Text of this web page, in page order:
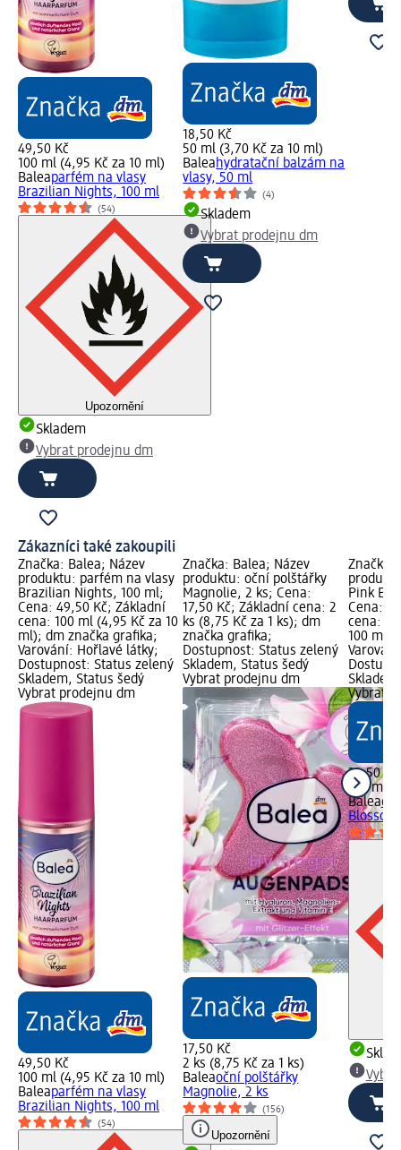
49,50 Kč
100 ml (4,95 Kč za 10 ml)
Baleaparfém na vlasy
Brazilian Nights, 100 ml
(54)
Upozornění
Skladem
Vybrat prodejnu dm
18,50 Kč
50 ml (3,70 Kč za 10 ml)
Baleahydratační balzám na
vlasy, 50 ml
(4)
Skladem
Vybrat prodejnu dm
Zákazníci také zakoupili
Značka: Balea; Název
produktu: parfém na vlasy
Brazilian Nights, 100 ml;
Cena: 49,50 Kč; Základní
cena: 100 ml (4,95 Kč za 10
ml); dm značka grafika;
Varování: Hořlavé látky;
Dostupnost: Status zelený
Skladem, Status šedý
Vybrat prodejnu dm
49,50 Kč
100 ml (4,95 Kč za 10 ml)
Baleaparfém na vlasy
Brazilian Nights, 100 ml
(54)
Značka: Balea; Název
produktu: oční polštářky
Magnolie, 2 ks; Cena:
17,50 Kč; Základní cena: 2
ks (8,75 Kč za 1 ks); dm
značka grafika;
Dostupnost: Status zelený
Skladem, Status šedý
Vybrat prodejnu dm
17,50 Kč
2 ks (8,75 Kč za 1 ks)
Baleaoční polštářky
Magnolie, 2 ks
(156)
Upozornění
Značka:
Pink
Cena:
cena:
100 ml);
Vybrat
32,50 Kč
150 ml
Balea